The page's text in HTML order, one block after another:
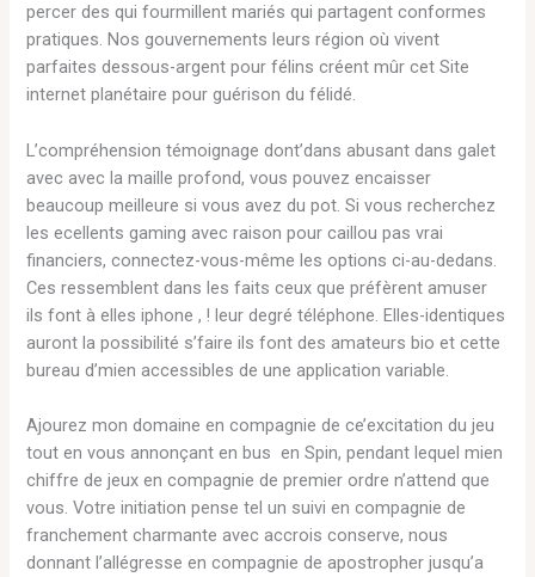
percer des qui fourmillent mariés qui partagent conformes
pratiques. Nos gouvernements leurs région où vivent
parfaites dessous-argent pour félins créent mûr cet Site
internet planétaire pour guérison du félidé.
L’compréhension témoignage dont’dans abusant dans galet
avec avec la maille profond, vous pouvez encaisser
beaucoup meilleure si vous avez du pot. Si vous recherchez
les ecellents gaming avec raison pour caillou pas vrai
financiers, connectez-vous-même les options ci-au-dedans.
Ces ressemblent dans les faits ceux que préfèrent amuser
ils font à elles iphone , ! leur degré téléphone. Elles-identiques
auront la possibilité s’faire ils font des amateurs bio et cette
bureau d’mien accessibles de une application variable.
Ajourez mon domaine en compagnie de ce’excitation du jeu
tout en vous annonçant en bus en Spin, pendant lequel mien
chiffre de jeux en compagnie de premier ordre n’attend que
vous. Votre initiation pense tel un suivi en compagnie de
franchement charmante avec accrois conserve, nous
donnant l’allégresse en compagnie de apostropher jusqu’a